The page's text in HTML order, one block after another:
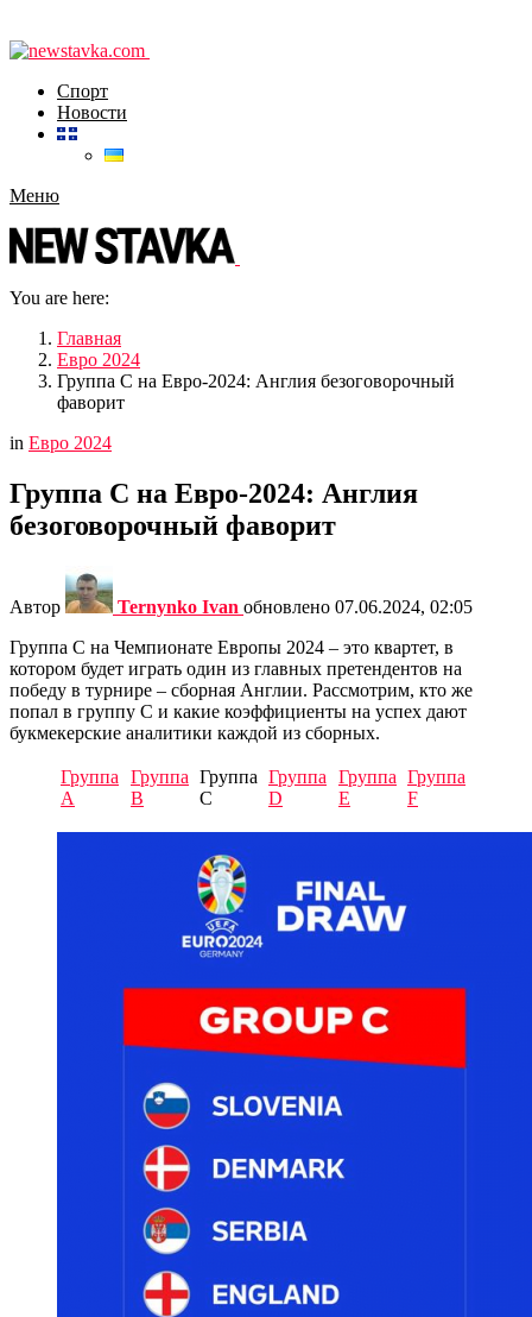
Спорт
Новости
Меню
You are here:
Главная
Евро 2024
Группа C на Евро-2024: Англия безоговорочный
фаворит
in Евро 2024
Группа C на Евро-2024: Англия
безоговорочный фаворит
Автор Ternynko Ivan обновлено 07.06.2024, 02:05
Группа C на Чемпионате Европы 2024 – это квартет, в
котором будет играть один из главных претендентов на
победу в турнире – сборная Англии. Рассмотрим, кто же
попал в группу C и какие коэффициенты на успех дают
букмекерские аналитики каждой из сборных.
Группа
A
Группа
B
Группа
C
Группа
D
Группа
E
Группа
F